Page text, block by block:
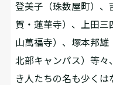
登美子（珠数屋町）、
賀・蓮華寺）、上田三
山萬福寺）、塚本邦雄
北部キャンパス）等々
き人たちの名も少く